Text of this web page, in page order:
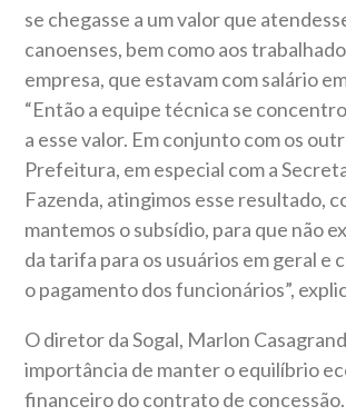
se chegasse a um valor que
canoenses, bem como aos
empresa, que estavam com salário
“Então a equipe técnica se
a esse valor. Em conjunto com os
Prefeitura, em especial com a
Fazenda, atingimos esse resultado,
mantemos o subsídio, para que não
da tarifa para os usuários em geral e
o pagamento dos funcionários”,
O diretor da Sogal, Marlon
importância de manter o equilíbrio
financeiro do contrato de concessão.